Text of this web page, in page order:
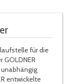
für die
GOLDNER
entwickelte